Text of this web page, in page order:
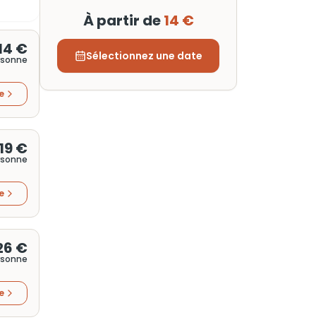
€
19 €
€
À partir de14 €
Sélectionnez une date